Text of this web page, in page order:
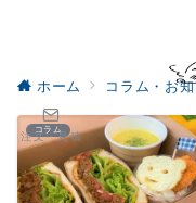
注文・見積
ホーム コラム・お
コラム